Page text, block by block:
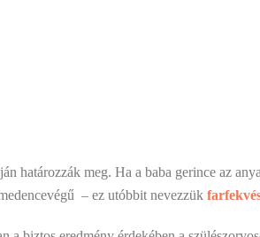
határozzák meg. Ha a baba gerince az
– ez utóbbit nevezzük